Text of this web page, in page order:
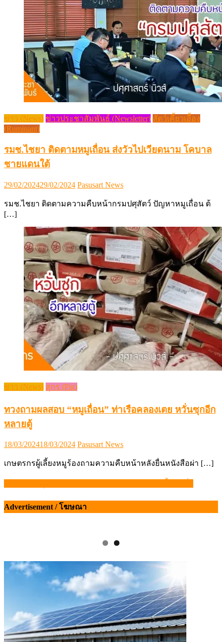
ข่าว (News) ข่าวประชาสัมพันธ์ (Newsletter) สัตว์เคี้ยวเอื้อง
(Ruminant)
รมช.ไชยา ติดตามหมูเถื่อน ส่งวัวไปเวียดนาม โคบาล
ชายแดนใต้
Posted
29/02/202429/02/2024 Author
Pasusart News
รมช.ไชยา ติดตามความคืบหน้ากรมปศุสัตว์ ปัญหาหมูเถื่อน ต้
[…]
ข่าว (News) สุกร (Pig)
ทวงถามผลสอบ “หมูเถื่อน” ท่าเรือคลองเตย หวั่นซุกอีก
หลายตู้
Posted
18/03/202418/03/2024 Author
Pasusart News
เกษตรกรผู้เลี้ยงหมูร้องถามความคืบหน้าหลังยื่นหนังสือผ่า […]
แนะแนว
เรื่อง
Advertisement / โฆษณา